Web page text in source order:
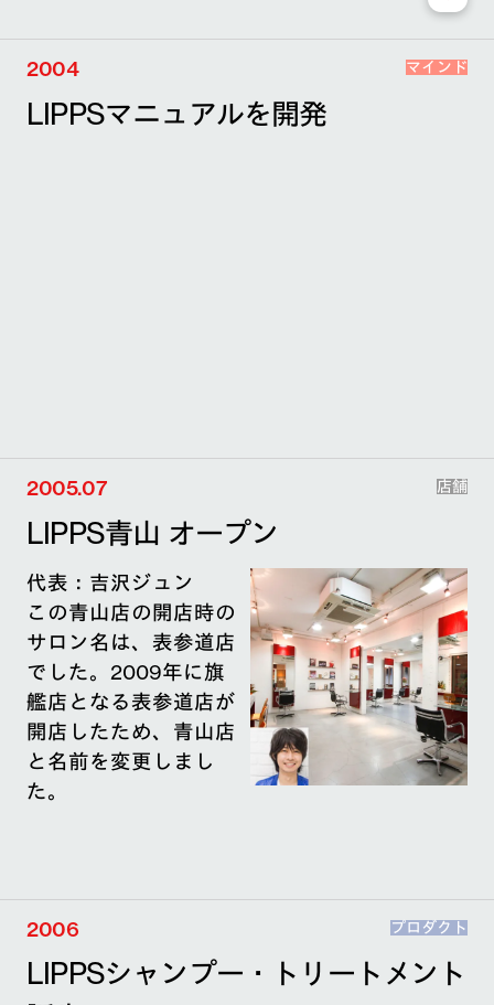
2004 マインド
LIPPSマニュアルを開発
2005.07 店舗
LIPPS青山 オープン
代表：吉沢ジュン
この青山店の開店時の
サロン名は、表参道店
でした。2009年に旗
艦店となる表参道店が
開店したため、青山店
と名前を変更しまし
た。
2006 プロダクト
LIPPSシャンプー・トリートメント